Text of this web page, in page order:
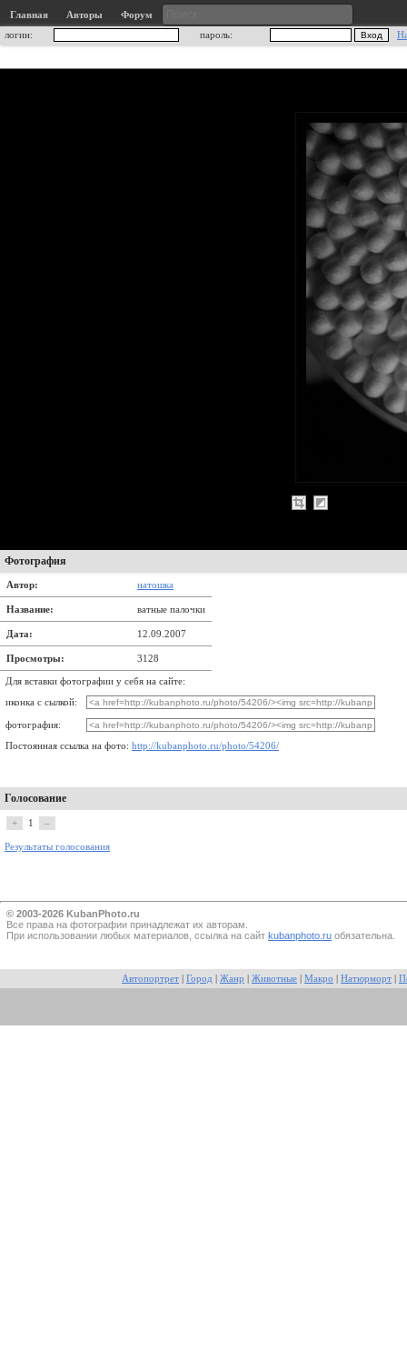
Главная Авторы
Форум
логин:
пароль:
Фотография
Автор: натошка
Название: ватные палочки
Дата: 12.09.2007
Просмотры: 3128
Для вставки фотографии у себя на сайте:
иконка с сылкой:
фотография:
Постоянная ссылка на фото: http://kubanphoto.ru/photo/54206/
Голосование
+ 1 –
Результаты голосования
© 2003-2026 KubanPhoto.ru
Все прaва на фотографии принадлежат их авторам.
При использовании любых материалов, ссылка на сайт kubanphoto.ru обязательна.
Автопортрет Город Жанр Животные Макро Натюрморт